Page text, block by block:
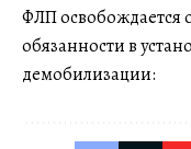
ФЛП освобождается
обязанности в
демобилизации: